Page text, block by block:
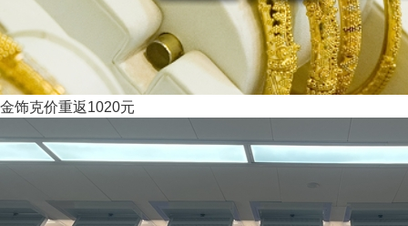
金饰克价重返1020元